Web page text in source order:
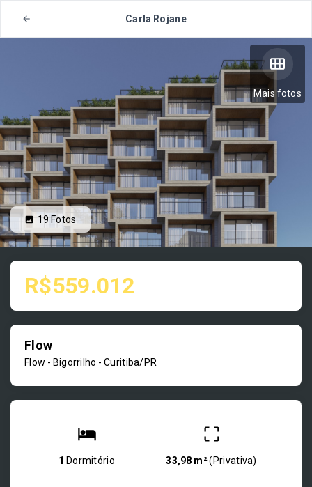
Carla Rojane
Mais fotos
19 Fotos
R$559.012
Flow
Flow - Bigorrilho - Curitiba/PR
1 Dormitório 33,98 m²( Privativa)